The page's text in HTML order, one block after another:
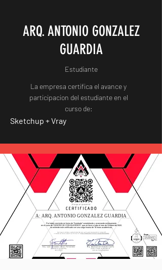
ARQ. ANTONIO GONZALEZ
GUARDIA
Estudiante
La empresa certifica el avance y
participacion del estudiante en el
curso de:
Sketchup + Vray
A: ARQ. ANTONIO GONZALEZ GUARDIA
Por haber concluido en forma de "Aprobado" completando y avanzando exitosamente
en el curso de "DISEÑO 3D CON BLENDER", que se llevó a cabo el mes de Octubre del 2022,
se extiende este certificado con una carga horaria de 16 horas académicas.